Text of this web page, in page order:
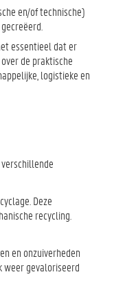
en/of technische)
essentieel dat er
de praktische
logistieke en
Deze
recycling.
en onzuiverheden
weer gevaloriseerd